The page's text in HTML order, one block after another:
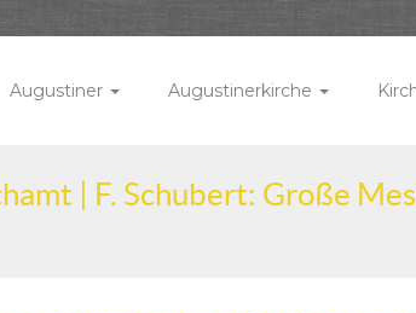
Augustiner Augustinerkirche
| F. Schubert: Große